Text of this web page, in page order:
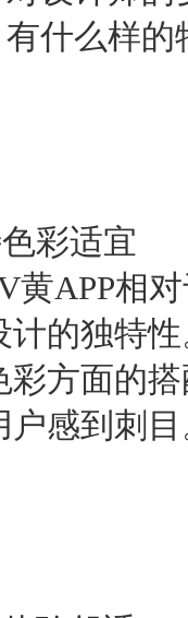
什么样的特
彩适宜
APP相对于
的独特性
彩方面的
感到刺目